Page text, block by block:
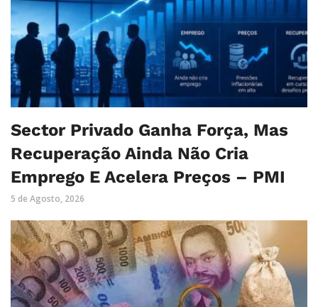
Sector Privado Ganha Força, Mas
Recuperação Ainda Não Cria
Emprego E Acelera Preços – PMI
5 de Agosto, 2026